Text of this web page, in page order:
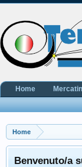
Home
Benvenuto/a
Home